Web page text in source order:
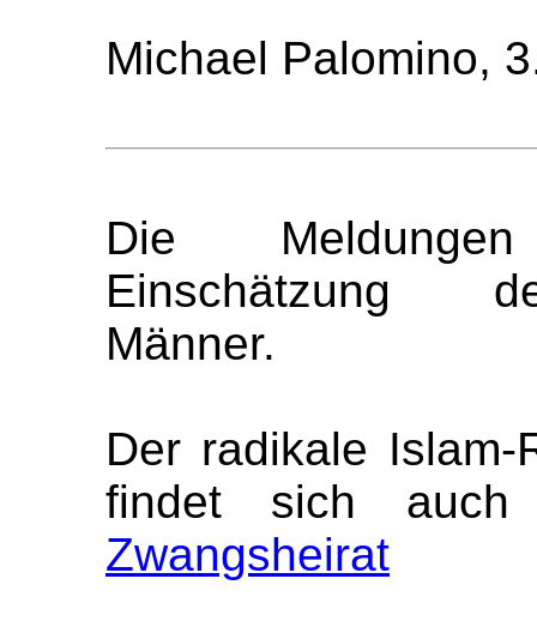
Michael Palomino,
Die
Einschätzung
Männer.
Der radikale Islam-
findet sich
Zwangsheirat